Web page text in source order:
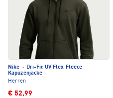
Nike ·
Dri-Fit UV Flex Fleece
Kapuzenjacke
Herren
€ 52,99